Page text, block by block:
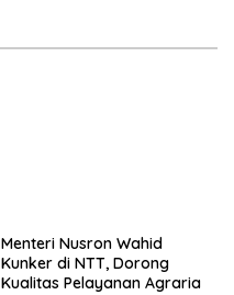
Menteri Nusron Wahid
Kunker di NTT, Dorong
Kualitas Pelayanan Agraria